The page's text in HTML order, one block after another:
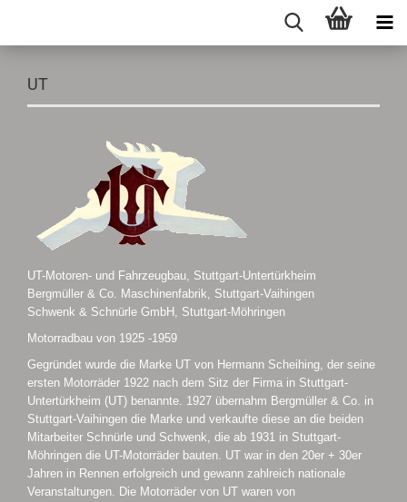
UT
UT-Motoren- und Fahrzeugbau, Stuttgart-Untertürkheim
Bergmüller & Co. Maschinenfabrik, Stuttgart-Vaihingen
Schwenk & Schnürle GmbH, Stuttgart-Möhringen
Motorradbau von 1925 -1959
Gegründet wurde die Marke UT von Hermann Scheihing, der seine
ersten Motorräder 1922 nach dem Sitz der Firma in Stuttgart-
Untertürkheim (UT) benannte. 1927 übernahm Bergmüller & Co. in
Stuttgart-Vaihingen die Marke und verkaufte diese an die beiden
Mitarbeiter Schnürle und Schwenk, die ab 1931 in Stuttgart-
Möhringen die UT-Motorräder bauten. UT war in den 20er + 30er
Jahren in Rennen erfolgreich und gewann zahlreich nationale
Veranstaltungen. Die Motorräder von UT waren von